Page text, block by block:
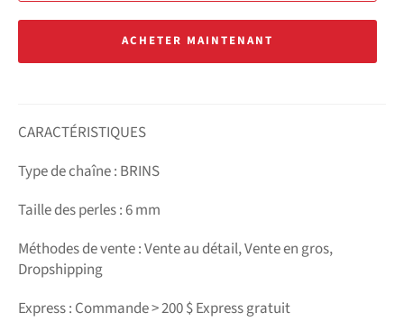
ACHETER MAINTENANT
CARACTÉRISTIQUES
Type de chaîne : BRINS
Taille des perles : 6 mm
Méthodes de vente : Vente au détail, Vente en gros,
Dropshipping
Express : Commande > 200 $ Express gratuit